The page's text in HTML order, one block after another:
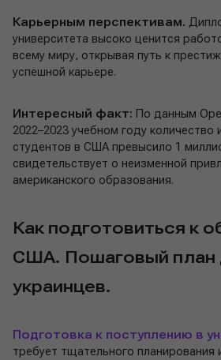
Карьерным перспективам.
университета высоко ценится
всему миру, открывая путь к
успешной карьере.
Интересный факт: По данным
2022–2023 учебном году количество
студентов в США превысило 1
свидетельствует о неизменной
американского образования.
Как подготовиться к
США. Пошаговый план
украинцев.
Подготовка к поступлению в
требует тщательного планирования